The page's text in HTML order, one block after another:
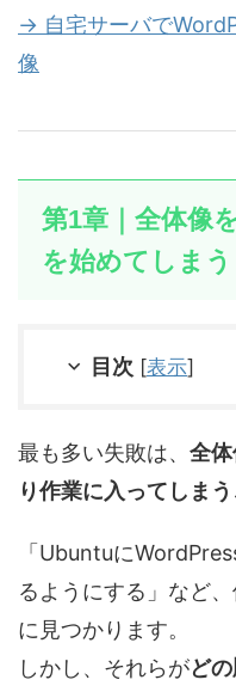
→ 自宅サーバで
像
第1章｜全体像
を始めてしまう
目次 [表示]
最も多い失敗は、 全
り作業に入ってしまう
「Ubuntuに
るようにする」など
に見つかります。
しかし、それらがど